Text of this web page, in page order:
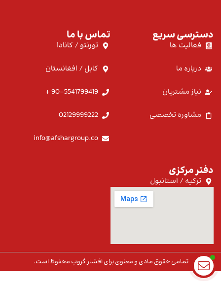
دسترسی سریع
فعالیت ها
درباره ما
نیاز مشتریان
مشاوره تخصصی
تماس با ما
تورنتو / کانادا
کابل / افغانستان
90-5541799419 +
02129999222
info@afshargroup.co
دفتر مرکزی
ترکیه / استانبول
تمامی حقوق مادی و معنوی برای افشار گروپ محفوظ است.